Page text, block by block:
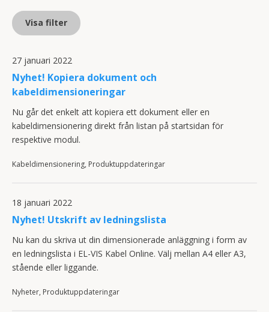
Visa filter
27 januari 2022
Nyhet! Kopiera dokument och
kabeldimensioneringar
Nu går det enkelt att kopiera ett dokument eller en
kabeldimensionering direkt från listan på startsidan för
respektive modul.
Kabeldimensionering, Produktuppdateringar
18 januari 2022
Nyhet! Utskrift av ledningslista
Nu kan du skriva ut din dimensionerade anläggning i form av
en ledningslista i EL-VIS Kabel Online. Välj mellan A4 eller A3,
stående eller liggande.
Nyheter, Produktuppdateringar